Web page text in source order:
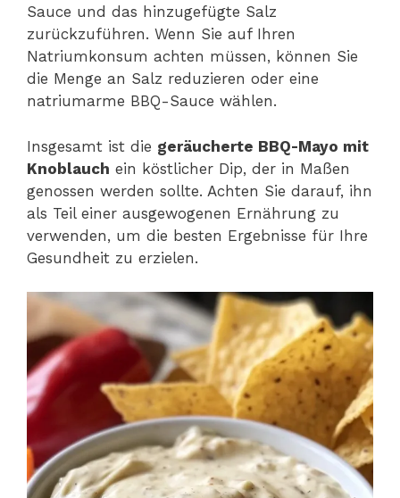
Sauce und das hinzugefügte Salz
zurückzuführen. Wenn Sie auf Ihren
Natriumkonsum achten müssen, können Sie
die Menge an Salz reduzieren oder eine
natriumarme BBQ-Sauce wählen.
Insgesamt ist die geräucherte BBQ-Mayo mit
Knoblauch ein köstlicher Dip, der in Maßen
genossen werden sollte. Achten Sie darauf, ihn
als Teil einer ausgewogenen Ernährung zu
verwenden, um die besten Ergebnisse für Ihre
Gesundheit zu erzielen.